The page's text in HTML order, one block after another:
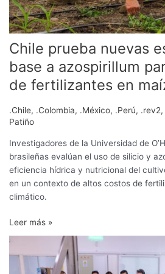
Chile prueba nuevas
base a azospirillum
de fertilizantes en
.Chile, .Colombia, .México, .Perú, .rev2,
Patiño
Investigadores de la Universidad de
brasileñas evalúan el uso de silicio y
eficiencia hídrica y nutricional del
en un contexto de altos costos de
climático.
uso
de
fertilizantes
en
maíz
Leer más »
INIA
inaugura